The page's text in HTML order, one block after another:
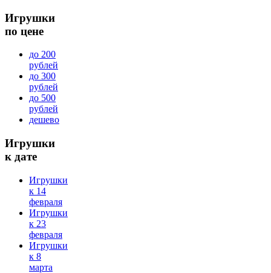
Игрушки
по цене
до 200
рублей
до 300
рублей
до 500
рублей
дешево
Игрушки
к дате
Игрушки
к 14
февраля
Игрушки
к 23
февраля
Игрушки
к 8
марта